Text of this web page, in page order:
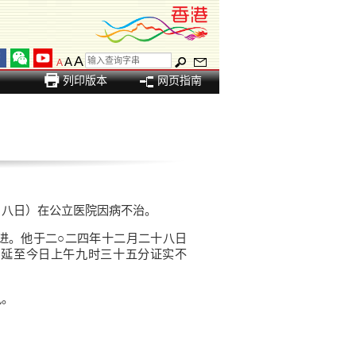
AAA
列印版本 网页指南
日）在公立医院因病不治。
。他于二○二四年十二月二十八日
至今日上午九时三十五分证实不